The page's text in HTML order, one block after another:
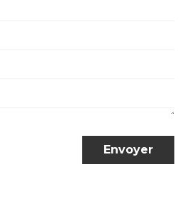
Envoyer